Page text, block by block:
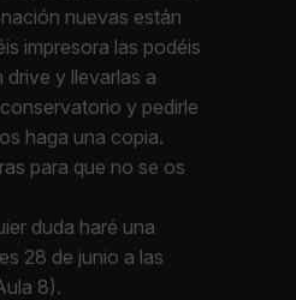
nuevas están
impresora las podéis
drive y llevarlas a
y pedirle
haga una copia.
para que no se os
duda haré una
28 de junio a las
8).